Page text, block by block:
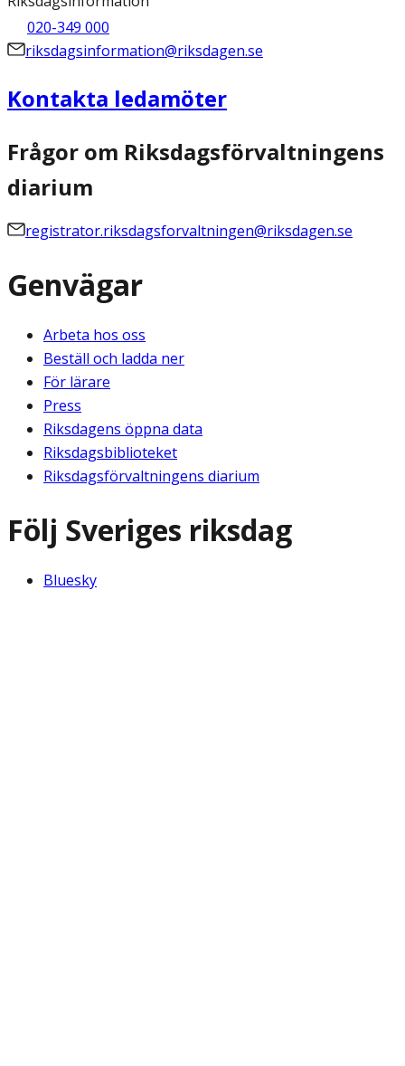
020-349 000
riksdagsinformation@riksdagen.se
Kontakta ledamöter
Frågor om Riksdagsförvaltningens
diarium
registrator.riksdagsforvaltningen@riksdagen.se
Genvägar
Arbeta hos oss
Beställ och ladda ner
För lärare
Press
Riksdagens öppna data
Riksdagsbiblioteket
Riksdagsförvaltningens diarium
Följ Sveriges riksdag
Bluesky